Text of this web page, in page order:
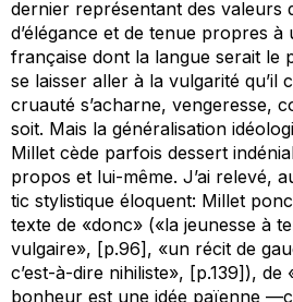
dernier représentant des valeurs
d’élégance et de tenue propres
française dont la langue serait le
se laisser aller à la vulgarité qu’il
cruauté s’acharne, vengeresse,
soit. Mais la généralisation
Millet cède parfois dessert
propos et lui-même. J’ai relevé,
tic stylistique éloquent: Millet
texte de «donc» («la jeunesse à
vulgaire», [p.96], «un récit de
c’est-à-dire nihiliste», [p.139]), de
bonheur est une idée païenne